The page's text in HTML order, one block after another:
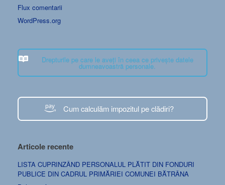
Flux comentarii
WordPress.org
Drepturile pe care le aveți în ceea ce privește datele
dumneavoastră personale.
Cum calculăm impozitul pe clădiri?
Articole recente
LISTA CUPRINZÂND PERSONALUL PLĂTIT DIN FONDURI
PUBLICE DIN CADRUL PRIMĂRIEI COMUNEI BĂTRÂNA